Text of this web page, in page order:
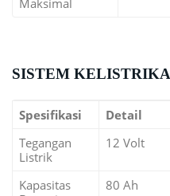
Maksimal
SISTEM
Spesifikasi
Detail
Tegangan
Listrik
12 Volt
Kapasitas
80 Ah